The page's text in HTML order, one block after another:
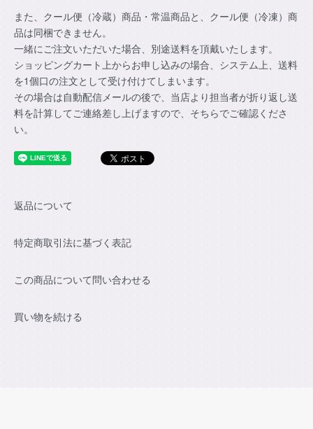
また、クール便（冷蔵）商品・常温商品と、クール便（冷凍）商
品は同梱できません。
一緒にご注文いただいた場合、別途送料を頂戴いたします。
ショッピングカート上からお申し込みの場合、システム上、送料
を1個口の注文として受け付けてしまいます。
その場合は自動配信メールの後で、当店より担当者が折り返し送
料を計算してご連絡差し上げますので、そちらでご確認くださ
い。
返品について
特定商取引法に基づく表記
この商品について問い合わせる
買い物を続ける